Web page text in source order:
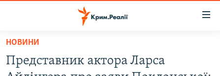
Перейти
основного
ВОДА.КРИМ
НОВИНИ
Представник актора Ларса